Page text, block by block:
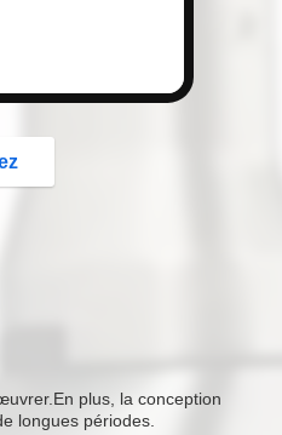
plus, la conception
longues périodes.